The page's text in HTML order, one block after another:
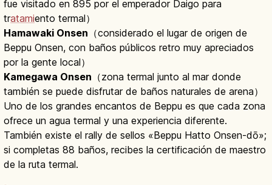
fue visitado en 895 por el emperador Daigo para
tratamiento termal）
Hamawaki Onsen （considerado el lugar de origen de
Beppu Onsen, con baños públicos retro muy apreciados
por la gente local）
Kamegawa Onsen （zona termal junto al mar donde
también se puede disfrutar de baños naturales de arena）
Uno de los grandes encantos de Beppu es que cada zona
ofrece un agua termal y una experiencia diferente.
También existe el rally de sellos «Beppu Hatto Onsen-dō»;
si completas 88 baños, recibes la certificación de maestro
de la ruta termal.